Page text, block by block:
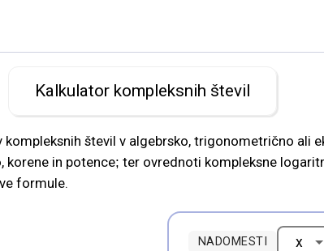
Kalkulator kompleksnih števil
korene in potence; ter ovrednoti kompleksne
formule.
NADOMESTI